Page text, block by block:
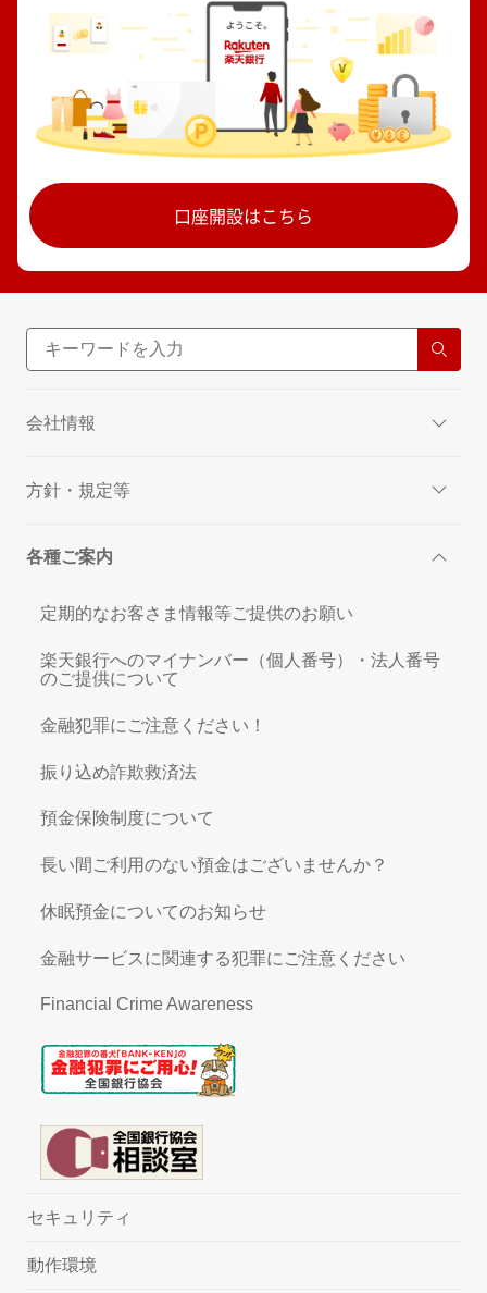
口座開設はこちら
会社情報
方針・規定等
各種ご案内
定期的なお客さま情報等ご提供のお願い
楽天銀行へのマイナンバー（個人番号）・法人番号
のご提供について
金融犯罪にご注意ください！
振り込め詐欺救済法
預金保険制度について
長い間ご利用のない預金はございませんか？
休眠預金についてのお知らせ
金融サービスに関連する犯罪にご注意ください
Financial Crime Awareness
セキュリティ
動作環境